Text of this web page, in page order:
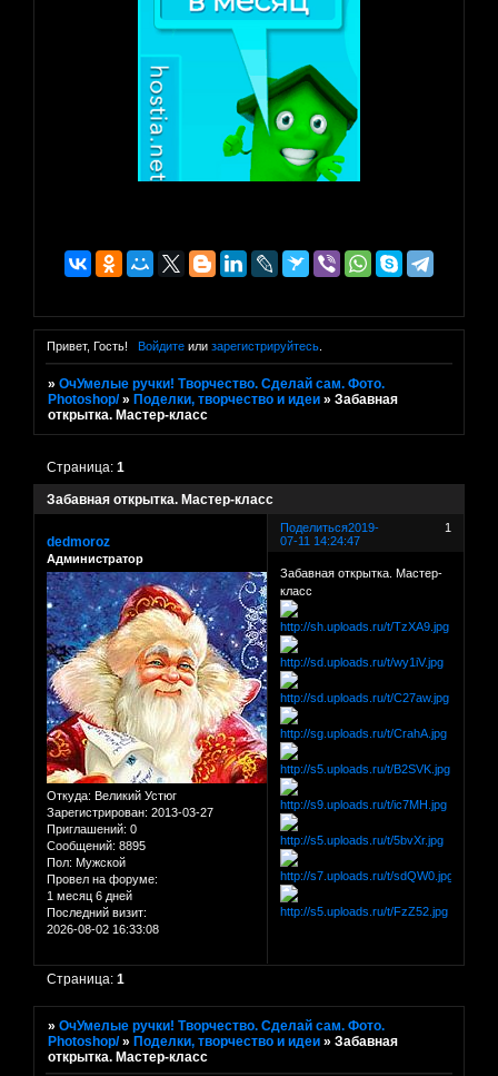
Привет, Гость! Войдитеили зарегистрируйтесь.
»ОчУмелые ручки! Творчество. Сделай сам. Фото.
Photoshop/ » Поделки, творчество и идеи »Забавная
открытка. Мастер-класс
Забавная открытка. Мастер-класс
Страница:1
Поделиться 1
2019-
07-11 14:24:47
dedmoroz
Администратор
Откуда: Великий Устюг
Зарегистрирован: 2013-03-27
Приглашений: 0
Сообщений: 8895
Пол: Мужской
Провел на форуме:
1 месяц 6 дней
Последний визит:
2026-08-02 16:33:08
Забавная открытка. Мастер-
класс
Страница:1
»ОчУмелые ручки! Творчество. Сделай сам. Фото.
Photoshop/ »Поделки, творчество и идеи »Забавная
открытка. Мастер-класс